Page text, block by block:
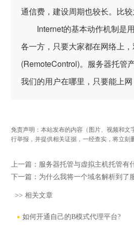
通信费，建设周期也较长。比
Internet的基本动作机制是用
各一方，只要大家都在网络上
(RemoteControl)。服务器托管
我们的用户在哪里，只要能上
免责声明：本站发布的内容（图片、视频和
行举报，并提供相关证据，一经查实，将立刻
上一篇： 服务器托管与虚拟主机托管有
下一篇： 为什么我将一个域名解析到了
>> 相关文章
如何开通自己的B模式代理平台?